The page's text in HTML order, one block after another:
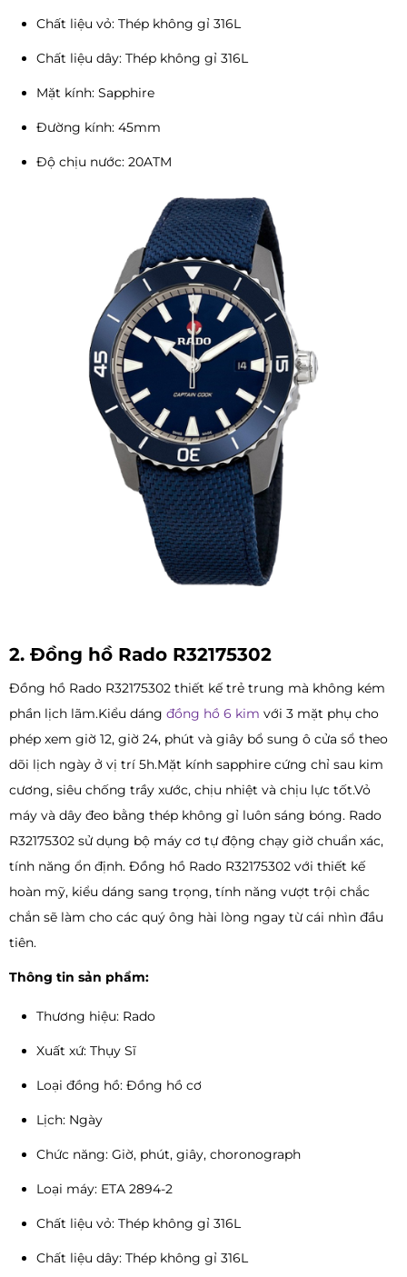
Chất liệu vỏ: Thép không gỉ 316L
Chất liệu dây: Thép không gỉ 316L
Mặt kính: Sapphire
Đường kính: 45mm
Độ chịu nước: 20ATM
2. Đồng hồ Rado R32175302
Đồng hồ Rado R32175302 thiết kế trẻ trung mà không kém
phần lịch lãm.Kiểu dáng đồng hồ 6 kim với 3 mặt phụ cho
phép xem giờ 12, giờ 24, phút và giây bổ sung ô cửa sổ theo
dõi lịch ngày ở vị trí 5h.Mặt kính sapphire cứng chỉ sau kim
cương, siêu chống trầy xước, chịu nhiệt và chịu lực tốt.Vỏ
máy và dây đeo bằng thép không gỉ luôn sáng bóng. Rado
R32175302 sử dụng bộ máy cơ tự động chạy giờ chuẩn xác,
tính năng ổn định. Đồng hồ Rado R32175302 với thiết kế
hoàn mỹ, kiểu dáng sang trọng, tính năng vượt trội chắc
chắn sẽ làm cho các quý ông hài lòng ngay từ cái nhìn đầu
tiên.
Thông tin sản phẩm:
Thương hiệu: Rado
Xuất xứ: Thụy Sĩ
Loại đồng hồ: Đồng hồ cơ
Lịch: Ngày
Chức năng: Giờ, phút, giây, choronograph
Loại máy: ETA 2894-2
Chất liệu vỏ: Thép không gỉ 316L
Chất liệu dây: Thép không gỉ 316L